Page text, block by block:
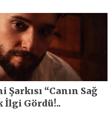
“Canın Sağ
İlgi Gördü!..